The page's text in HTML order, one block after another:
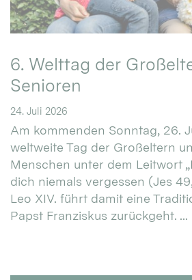
6. Welttag der
Senioren
24. Juli 2026
Am kommenden Sonntag, 26.
weltweite Tag der Großeltern
Menschen unter dem Leitwort
dich niemals vergessen (Jes
Leo XIV. führt damit eine
Papst Franziskus zurückgeht. ...